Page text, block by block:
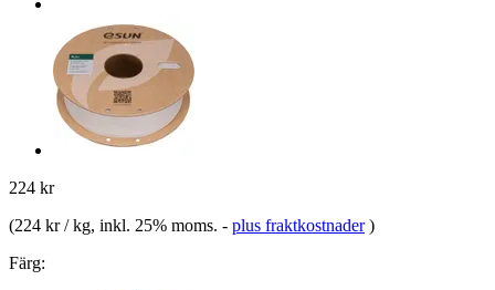
224 kr
(224 kr / kg, inkl. 25% moms. - plus fraktkostnader )
Färg: